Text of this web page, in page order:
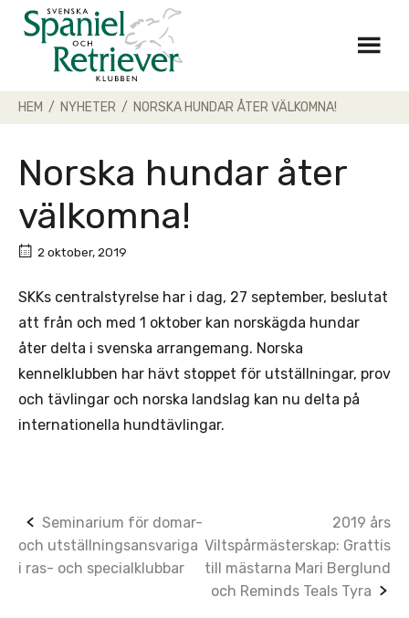
Skip
HEM / NYHETER / NORSKA HUNDAR ÅTER VÄLKOMNA!
Norska hundar åter
välkomna!
2 oktober, 2019
SKKs centralstyrelse har i dag, 27 september, beslutat
att från och med 1 oktober kan norskägda hundar
åter delta i svenska arrangemang. Norska
kennelklubben har hävt stoppet för utställningar, prov
och tävlingar och norska landslag kan nu delta på
internationella hundtävlingar.
Post
navigation
Seminarium för domar-
och utställningsansvariga
i ras- och specialklubbar
2019 års
Viltspårmästerskap: Grattis
till mästarna Mari Berglund
och Reminds Teals Tyra